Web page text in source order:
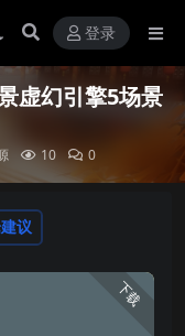
登录
虚幻引擎5场景
10 0
议
下载